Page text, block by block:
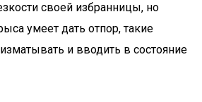
своей избранницы, но
умеет дать отпор, такие
и вводить в состояние